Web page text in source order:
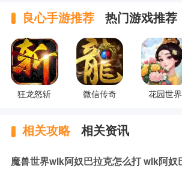
良心手游推荐 热门游戏推荐
狂龙怒斩 微信传奇 花园世界
相关攻略 相关资讯